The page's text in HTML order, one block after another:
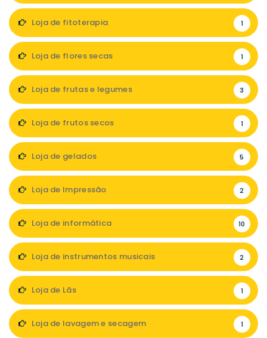
Loja de fitoterapia 1
Loja de flores secas 1
Loja de frutas e legumes 3
Loja de frutos secos 1
Loja de gelados 5
Loja de Impressão 2
Loja de informática 10
Loja de instrumentos musicais 2
Loja de Lãs 1
Loja de lavagem e secagem 1